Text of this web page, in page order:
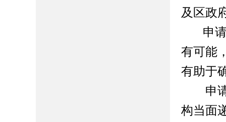
及区政
申
有可能
有助于
申
构当面